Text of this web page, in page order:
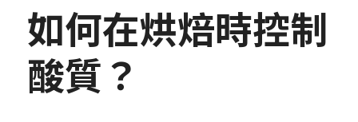
如何在烘焙時控制
酸質？